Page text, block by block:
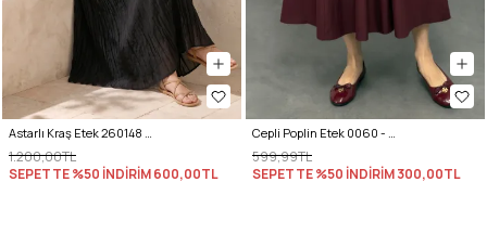
Astarlı Kraş Etek 260148 - SİYAH
1.200,00TL
SEPETTE %50 İNDİRİM600,00TL
Cepli Poplin Etek 0060 - BORDO
599,99TL
SEPETTE %50 İNDİRİM300,00TL